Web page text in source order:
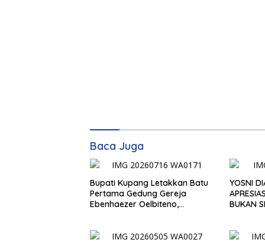
Baca Juga
Bupati Kupang Letakkan Batu
Pertama Gedung Gereja
Ebenhaezer Oelbiteno,
YOSNI
BUKAN